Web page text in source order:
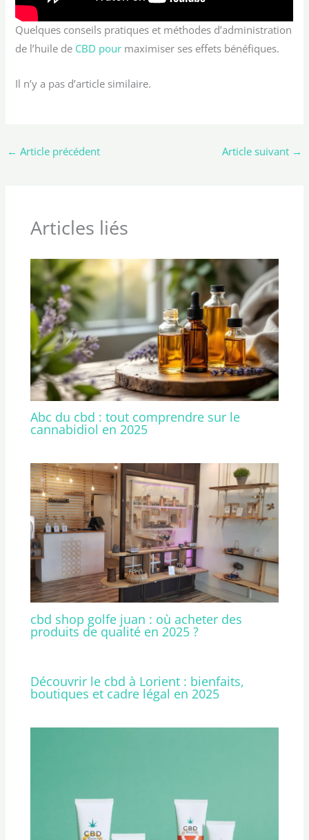
Quelques conseils pratiques et méthodes d’administration
de l’huile de CBD pour maximiser ses effets bénéfiques.
Il n’y a pas d’article similaire.
← Article précédent Article suivant →
Articles liés
Abc du cbd : tout comprendre sur le
cannabidiol en 2025
cbd shop golfe juan : où acheter des
produits de qualité en 2025 ?
Découvrir le cbd à Lorient : bienfaits,
boutiques et cadre légal en 2025